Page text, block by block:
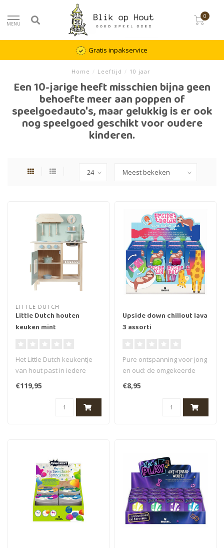
MENU
0
Gratis inpakservice
Home / Leeftijd / 10 jaar
Een 10-jarige heeft misschien bijna geen
behoefte meer aan poppen of
speelgoedauto's, maar gelukkig is er ook
nog speelgoed geschikt voor oudere
kinderen.
LITTLE DUTCH
Little Dutch houten
keuken mint
Het Little Dutch keukentje
van hout past in iedere
woonkamer of speelhoek
en is ..
€119,95
Upside down chillout lava
3 assorti
Pure ontspanning voor jong
en oud: de omgekeerde
kleurrijke chillout-lava zorgt
€8,95